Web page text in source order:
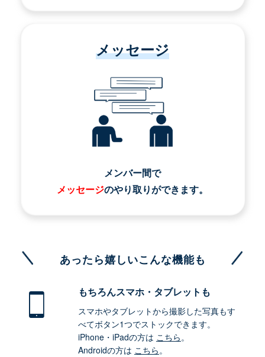
メッセージ
メンバー間で
メッセージのやり取りができます。
あったら嬉しいこんな機能も
もちろんスマホ・タブレットも
スマホやタブレットから撮影した写真もす
べてボタン1つでストックできます。
iPhone・iPadの方は こちら。
Androidの方は こちら。